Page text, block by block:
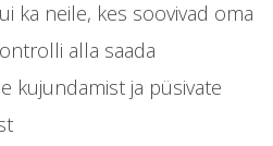
ka neile, kes soovivad oma
alla saada
kujundamist ja püsivate